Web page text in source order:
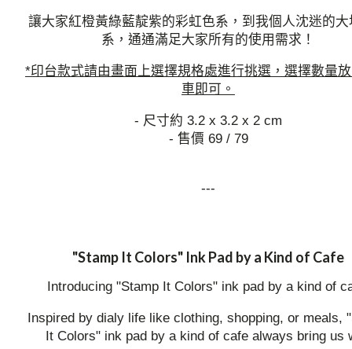
讓大家紅橙黃綠藍靛紫的彩虹色系，到我個人沈迷的大
系，通通滿足大家所有的使用需求！
*印台款式請由畫面上選擇規格處進行挑選，選擇數量
車即可。
- 尺寸約 3.2 x 3.2 x 2 cm
- 售價 69 / 79
---
"Stamp It Colors" Ink Pad by a Kind of Cafe
Introducing "Stamp It Colors" ink pad by a kind of
Inspired by dialy life like clothing, shopping, or meals,
It Colors" ink pad by a kind of cafe always bring us